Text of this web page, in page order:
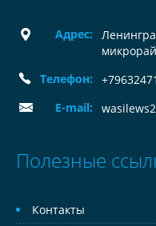
Адрес:
Телефон:
E-mail:
Полезные
Контакты